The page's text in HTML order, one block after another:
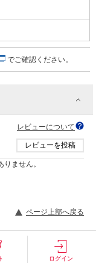
でご確認ください。
レビューについて
レビューを投稿
ません。
ページ上部へ戻る
ログイン